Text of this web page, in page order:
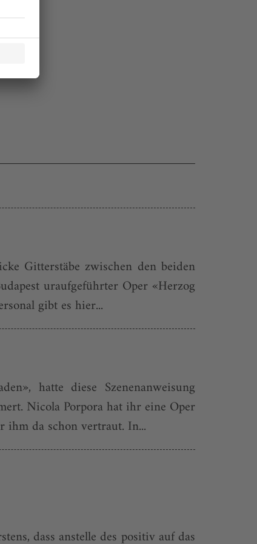
Gitterstäbe zwischen den beiden
uraufgeführter Oper «Herzog
gibt es hier...
hatte diese Szenenanweisung
Nicola Porpora hat ihr eine Oper
ihm da schon vertraut. In...
dass anstelle des positiv auf das